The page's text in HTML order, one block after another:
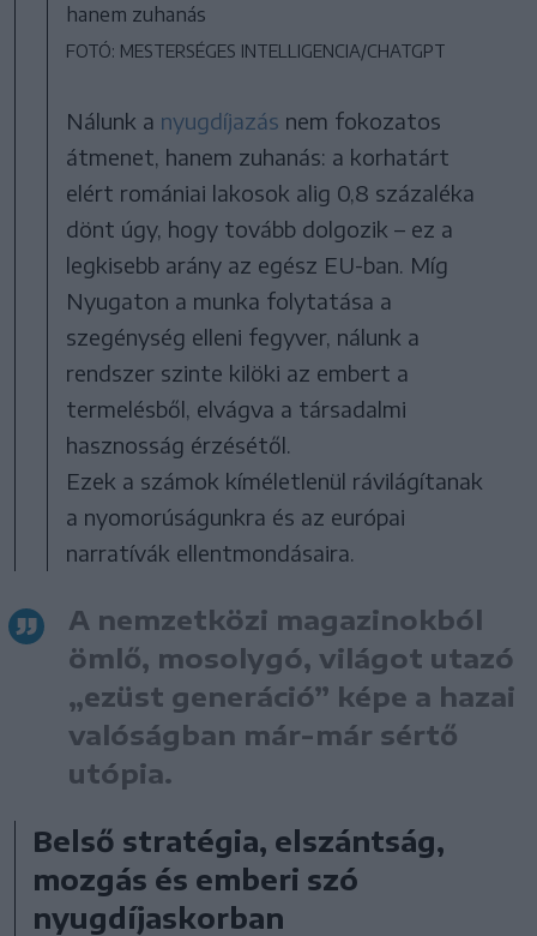
hanem zuhanás
FOTÓ: MESTERSÉGES INTELLIGENCIA/CHATGPT
Nálunk a nyugdíjazás nem fokozatos
átmenet, hanem zuhanás: a korhatárt
elért romániai lakosok alig 0,8 százaléka
dönt úgy, hogy tovább dolgozik – ez a
legkisebb arány az egész EU-ban. Míg
Nyugaton a munka folytatása a
szegénység elleni fegyver, nálunk a
rendszer szinte kilöki az embert a
termelésből, elvágva a társadalmi
hasznosság érzésétől.
Ezek a számok kíméletlenül rávilágítanak
a nyomorúságunkra és az európai
narratívák ellentmondásaira.
A nemzetközi magazinokból
ömlő, mosolygó, világot utazó
„ezüst generáció” képe a hazai
valóságban már-már sértő
utópia.
Belső stratégia, elszántság,
mozgás és emberi szó
nyugdíjaskorban